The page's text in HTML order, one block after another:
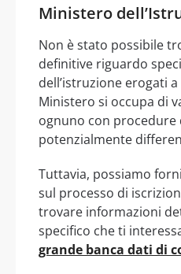
Ministero
Non è stato possibile
definitive riguardo
dell’istruzione erogati
Ministero si occupa di
ognuno con procedure
potenzialmente
Tuttavia, possiamo
sul processo di
trovare informazioni
specifico che ti
grande banca dati di